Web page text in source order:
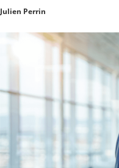
Julien Perrin